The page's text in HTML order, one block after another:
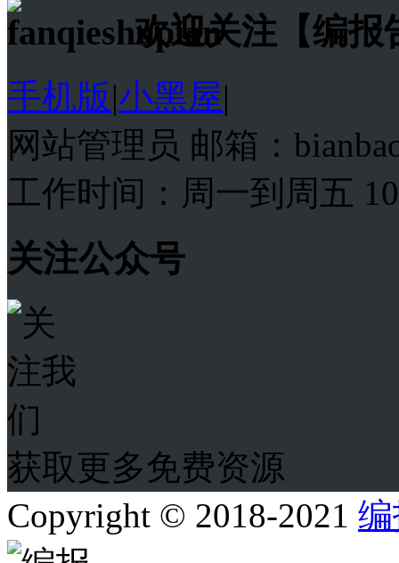
欢迎关注【编报
手机版|小黑屋|
网站管理员 邮箱：
工作时间：周一到周五
关注公众号
获取更多免费资源
Copyright © 2018-2021